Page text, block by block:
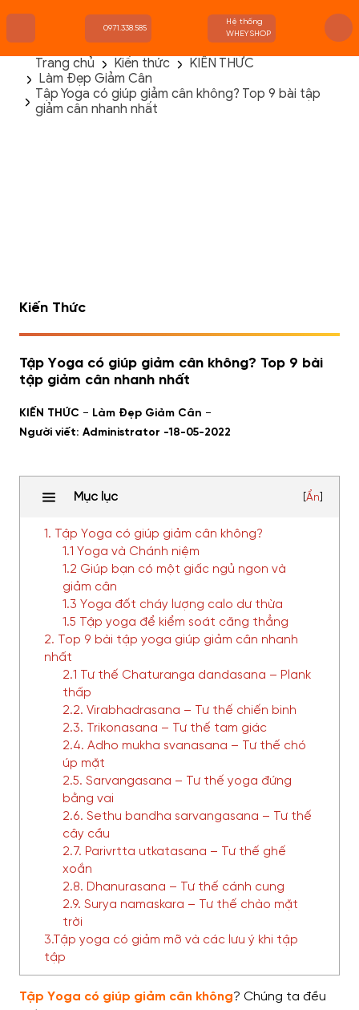
TRANG CHỦ
FLASH SALE
THANH LÝ
0971.338.585
Hệ thống
WHEYSHOP
Trang chủ Kiến thức
KIẾN THỨC
Làm Đẹp Giảm Cân
Tập Yoga có giúp giảm cân không? Top 9 bài tập
giảm cân nhanh nhất
Kiến Thức
Tập Yoga có giúp giảm cân không? Top 9 bài
tập giảm cân nhanh nhất
KIẾN THỨC - Làm Đẹp Giảm Cân -
Người viết: Administrator -18-05-2022
Mục lục Ẩn
1. Tập Yoga có giúp giảm cân không?
1.1 Yoga và Chánh niệm
1.2 Giúp bạn có một giấc ngủ ngon và
giảm cân
1.3 Yoga đốt cháy lượng calo dư thừa
1.5 Tập yoga để kiểm soát căng thẳng
2. Top 9 bài tập yoga giúp giảm cân nhanh
nhất
2.1 Tư thế Chaturanga dandasana – Plank
thấp
2.2. Virabhadrasana – Tư thế chiến binh
2.3. Trikonasana – Tư thế tam giác
2.4. Adho mukha svanasana – Tư thế chó
úp mặt
2.5. Sarvangasana – Tư thế yoga đứng
bằng vai
2.6. Sethu bandha sarvangasana – Tư thế
cây cầu
2.7. Parivrtta utkatasana – Tư thế ghế
xoắn
2.8. Dhanurasana – Tư thế cánh cung
2.9. Surya namaskara – Tư thế chào mặt
trời
3.Tập yoga có giảm mỡ và các lưu ý khi tập
tập
Tập Yoga có giúp giảm cân không? Chúng ta đều